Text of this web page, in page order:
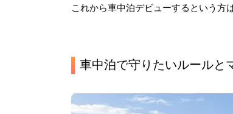
これから車中泊デビューするという方
車中泊で守りたいルールと